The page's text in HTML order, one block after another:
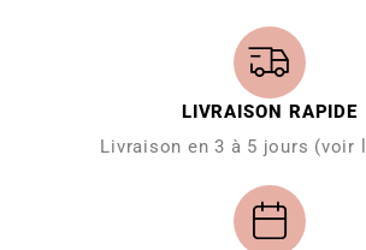
LIVRAISON RAPIDE
Livraison en 3 à 5 jours (voir